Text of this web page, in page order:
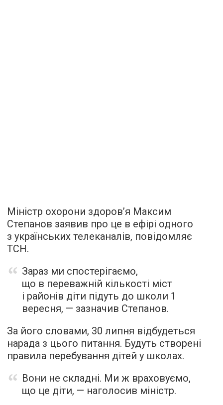
Міністр охорони здоров’я Максим
Степанов заявив про це в ефірі одного
з українських телеканалів, повідомляє
ТСН.
Зараз ми спостерігаємо,
що в переважній кількості міст
і районів діти підуть до школи 1
вересня, — зазначив Степанов.
За його словами, 30 липня відбудеться
нарада з цього питання. Будуть створені
правила перебування дітей у школах.
Вони не складні. Ми ж враховуємо,
що це діти, — наголосив міністр.